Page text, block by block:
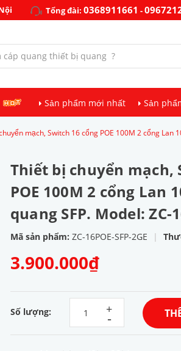
Tổng đài: 0368911661 -
Sản phẩm mới nhất Sản
mạch, Switch 16 cổng POE 100M 2 cổng Lan
Thiết bị chuyển mạch,
POE 100M 2 cổng Lan
quang SFP. Model: ZC-
Mã sản phẩm: ZC-16POE-SFP-2GE |
3.900.000₫
Số lượng: -
+